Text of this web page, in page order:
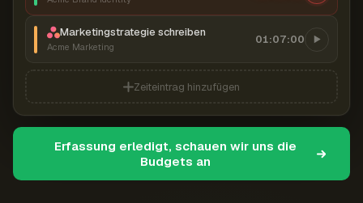
Marketingstrategie schreiben
Acme Marketing
01:07:00
Zeiteintrag hinzufügen
Erfassung erledigt, schauen wir uns die
Budgets an